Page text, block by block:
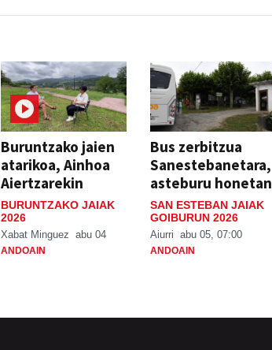
Buruntzako jaien
atarikoa, Ainhoa
Aiertzarekin
BURUNTZAKO JAIAK
2026
Xabat Minguez abu 04
ANDOAIN
Bus zerbitzua
Sanestebanetara,
asteburu honetan
SAN ESTEBAN JAIAK
GOIBURUN 2026
Aiurri abu 05, 07:00
ANDOAIN